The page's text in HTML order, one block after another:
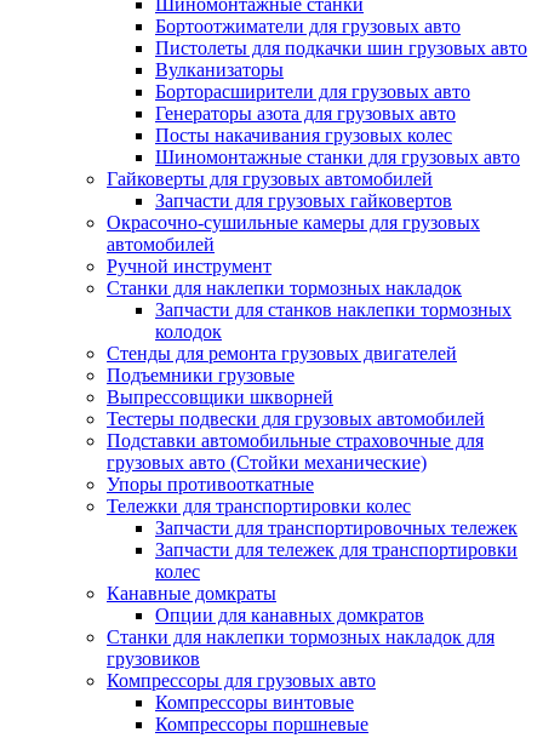
Шиномонтажные станки
Бортоотжиматели для грузовых авто
Пистолеты для подкачки шин грузовых авто
Вулканизаторы
Борторасширители для грузовых авто
Генераторы азота для грузовых авто
Посты накачивания грузовых колес
Шиномонтажные станки для грузовых авто
Гайковерты для грузовых автомобилей
Запчасти для грузовых гайковертов
Окрасочно-сушильные камеры для грузовых
автомобилей
Ручной инструмент
Станки для наклепки тормозных накладок
Запчасти для станков наклепки тормозных
колодок
Стенды для ремонта грузовых двигателей
Подъемники грузовые
Выпрессовщики шкворней
Тестеры подвески для грузовых автомобилей
Подставки автомобильные страховочные для
грузовых авто (Стойки механические)
Упоры противооткатные
Тележки для транспортировки колес
Запчасти для транспортировочных тележек
Запчасти для тележек для транспортировки
колес
Канавные домкраты
Опции для канавных домкратов
Станки для наклепки тормозных накладок для
грузовиков
Компрессоры для грузовых авто
Компрессоры винтовые
Компрессоры поршневые